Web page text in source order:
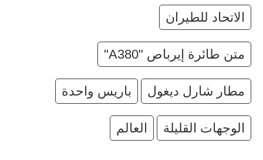
الاتحاد للطيران
متن طائرة إيرباص "A380"
مطار شارل ديغول باريس واحدة
الوجهات القليلة العالم